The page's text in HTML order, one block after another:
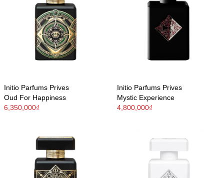
Initio Parfums Prives
Oud For Happiness
6,350,000₫
Initio Parfums Prives
Mystic Experience
4,800,000₫